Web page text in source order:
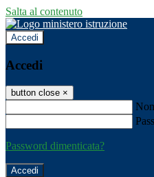
Salta al contenuto
Accedi
Accedi
button close ×
Password dimenticata?